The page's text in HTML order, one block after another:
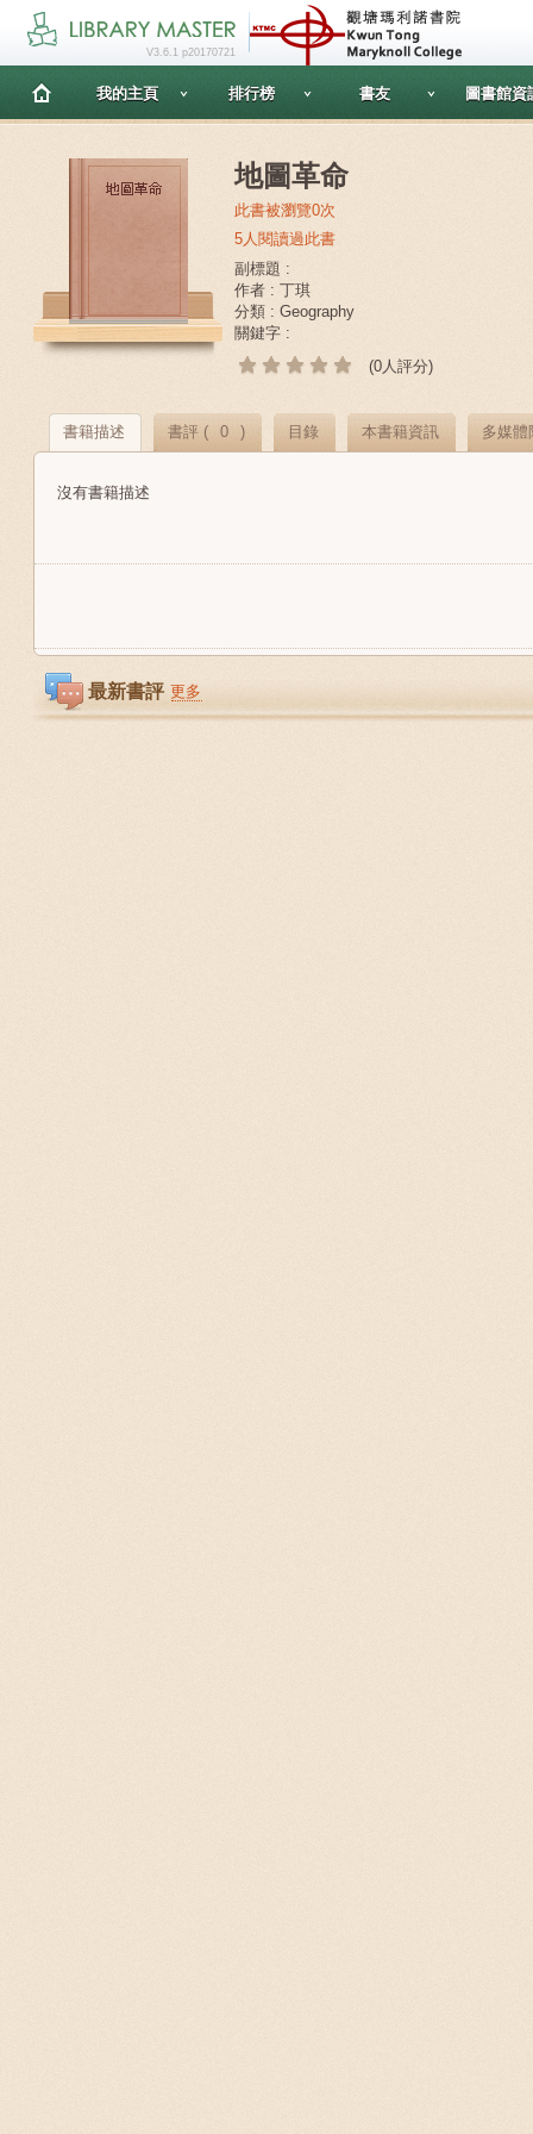
V3.6.1 p20170721
我的主頁 排行榜 書友 圖書館資
地圖革命
此書被瀏覽0次
5人閱讀過此書
副標題 :
作者 : 丁琪
分類 : Geography
關鍵字 :
(0人評分)
書籍描述 書評 ( 0 ) 目錄 本書籍資訊 多媒體
沒有書籍描述
最新書評 更多